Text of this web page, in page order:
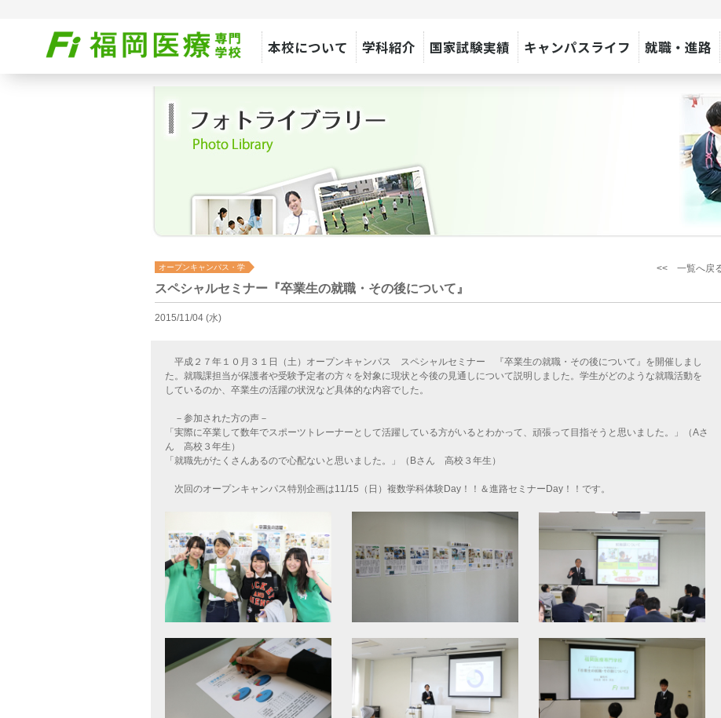
本校について 学科紹介 国家試験実績 キャンパスライフ 就職・進路
オープンキャンパス・学
<< 一覧へ戻
スペシャルセミナー『卒業生の就職・その後について』
2015/11/04 (水)
平成２７年１０月３１日（土）オープンキャンパス スペシャルセミナー 『卒業生の就職・その後について』を開催しまし
た。就職課担当が保護者や受験予定者の方々を対象に現状と今後の見通しについて説明しました。学生がどのような就職活動を
しているのか、卒業生の活躍の状況など具体的な内容でした。
－参加された方の声－
「実際に卒業して数年でスポーツトレーナーとして活躍している方がいるとわかって、頑張って目指そうと思いました。」（Aさ
ん 高校３年生）
「就職先がたくさんあるので心配ないと思いました。」（Bさん 高校３年生）
次回のオープンキャンパス特別企画は11/15（日）複数学科体験Day！！＆進路セミナーDay！！です。